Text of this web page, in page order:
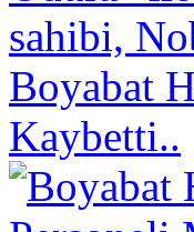
sahibi,
Boyabat
Kaybetti..